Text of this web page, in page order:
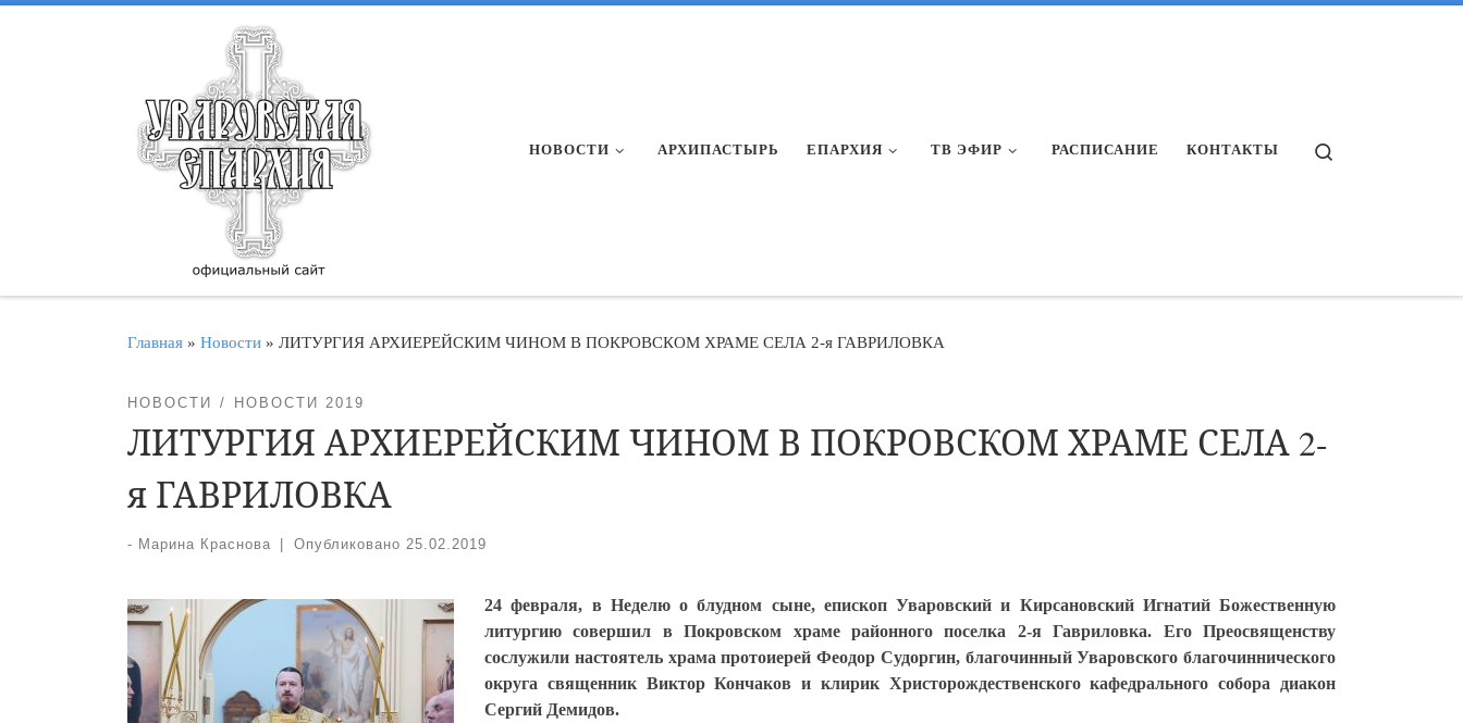
НОВОСТИ АРХИПАСТЫРЬ ЕПАРХИЯ ТВ ЭФИР РАСПИСАНИЕ КОНТАКТЫ
Главная » Новости » ЛИТУРГИЯ АРХИЕРЕЙСКИМ ЧИНОМ В ПОКРОВСКОМ ХРАМЕ СЕЛА 2-я ГАВРИЛОВКА
НОВОСТИ НОВОСТИ 2019
ЛИТУРГИЯ АРХИЕРЕЙСКИМ ЧИНОМ В ПОКРОВСКОМ ХРАМЕ СЕЛА 2-
я ГАВРИЛОВКА
- Марина Краснова Опубликовано 25.02.2019
24 февраля, в Неделю о блудном сыне, епископ Уваровский и Кирсановский Игнатий Божественную
литургию совершил в Покровском храме районного поселка 2-я Гавриловка. Его Преосвященству
сослужили настоятель храма протоиерей Феодор Судоргин, благочинный Уваровского благочиннического
округа священник Виктор Кончаков и клирик Христорождественского кафедрального собора диакон
Сергий Демидов.